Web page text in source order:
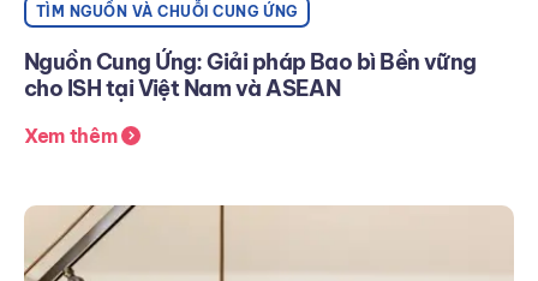
TÌM NGUỒN VÀ CHUỖI CUNG ỨNG
Nguồn Cung Ứng: Giải pháp Bao bì Bền vững
cho ISH tại Việt Nam và ASEAN
Xem thêm